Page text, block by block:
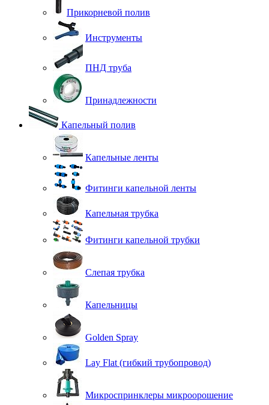
Прикорневой полив
Инструменты
ПНД труба
Принадлежности
Капельный полив
Капельные ленты
Фитинги капельной ленты
Капельная трубка
Фитинги капельной трубки
Слепая трубка
Капельницы
Golden Spray
Lay Flat (гибкий трубопровод)
Микроспринклеры микроорошение